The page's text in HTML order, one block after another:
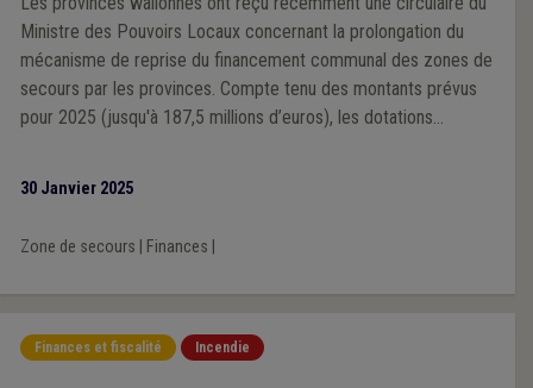
Ministre des Pouvoirs Locaux concernant la prolongation du
mécanisme de reprise du financement communal des zones de
secours par les provinces. Compte tenu des montants prévus
pour 2025 (jusqu'à 187,5 millions d’euros), les dotations
30 Janvier 2025
Zone de secours Finances
Finances et fiscalité Incendie